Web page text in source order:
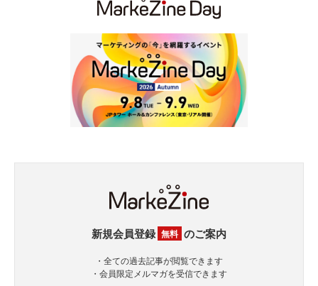
新規会員登録 無料 のご案内
・全ての過去記事が閲覧できます
・会員限定メルマガを受信できます